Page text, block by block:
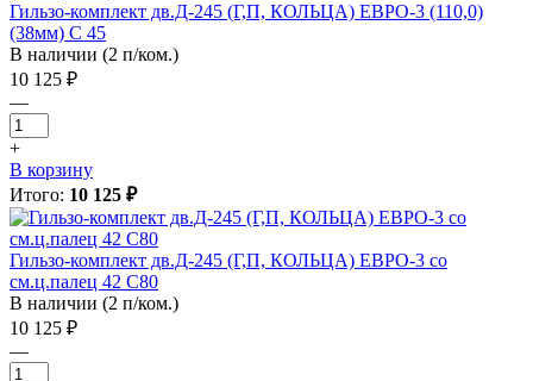
Гильзо-комплект дв.Д-245 (Г,П, КОЛЬЦА) ЕВРО-3 (110,0)
(38мм) С 45
В наличии (2 п/ком.)
10 125 ₽
—
+
В корзину
Итого: 10 125 ₽
Гильзо-комплект дв.Д-245 (Г,П, КОЛЬЦА) ЕВРО-3 со
см.ц.палец 42 С80
В наличии (2 п/ком.)
10 125 ₽
—